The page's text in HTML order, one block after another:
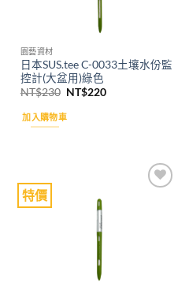
園藝資材
日本SUS.tee C-0033土壤水份監
控計(大盆用)綠色
NT$230 原
價
格：
NT$220目
加入購物車
特價